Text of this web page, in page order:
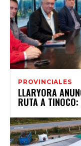
PROVINCIALES
LLARYORA
RUTA A